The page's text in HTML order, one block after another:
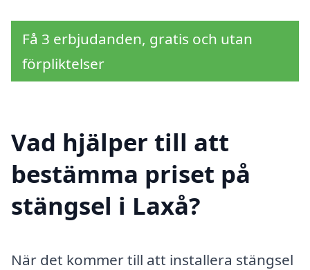
Få 3 erbjudanden, gratis och utan
förpliktelser
Vad hjälper till att
bestämma priset på
stängsel i Laxå?
När det kommer till att installera stängsel